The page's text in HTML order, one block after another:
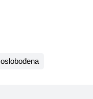
oslobođena